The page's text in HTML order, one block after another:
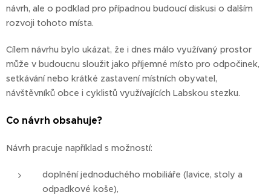
návrh, ale o podklad pro případnou budoucí diskusi o dalším
rozvoji tohoto místa.
Cílem návrhu bylo ukázat, že i dnes málo využívaný prostor
může v budoucnu sloužit jako příjemné místo pro odpočinek,
setkávání nebo krátké zastavení místních obyvatel,
návštěvníků obce i cyklistů využívajících Labskou stezku.
Co návrh obsahuje?
Návrh pracuje například s možností:
doplnění jednoduchého mobiliáře (lavice, stoly a
odpadkové koše),